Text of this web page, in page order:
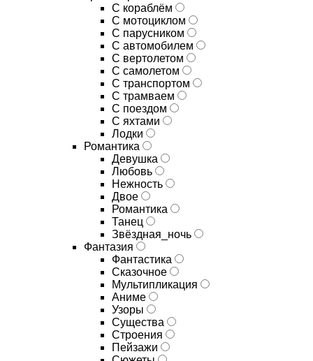
С кораблём
С мотоциклом
С парусником
С автомобилем
С вертолетом
С самолетом
С транспортом
С трамваем
С поездом
С яхтами
Лодки
Романтика
Девушка
Любовь
Нежность
Двое
Романтика
Танец
Звёздная_ночь
Фантазия
Фантастика
Сказочное
Мультипликация
Аниме
Узоры
Существа
Строения
Пейзажи